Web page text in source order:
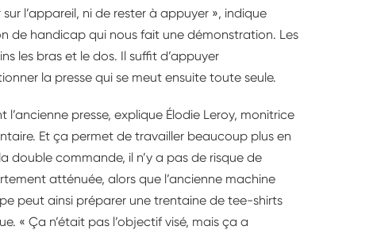
l’appareil, ni de rester à appuyer », indique
de handicap qui nous fait une démonstration. Les
les bras et le dos. Il suffit d’appuyer
la presse qui se meut ensuite toute seule.
presse, explique Élodie Leroy, monitrice
Et ça permet de travailler beaucoup plus en
double commande, il n’y a pas de risque de
atténuée, alors que l’ancienne machine
peut ainsi préparer une trentaine de tee-shirts
« Ça n’était pas l’objectif visé, mais ça a